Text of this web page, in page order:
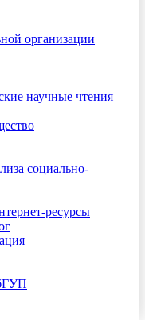
организации
научные чтения
социально-
ресурсы